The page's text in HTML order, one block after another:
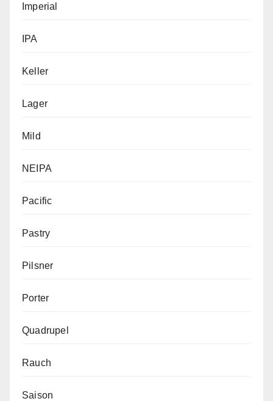
Imperial
IPA
Keller
Lager
Mild
NEIPA
Pacific
Pastry
Pilsner
Porter
Quadrupel
Rauch
Saison